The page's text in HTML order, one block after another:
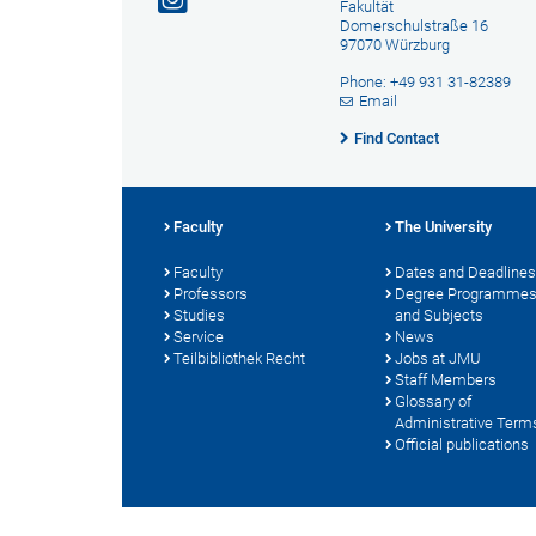
Fakultät
Domerschulstraße 16
97070 Würzburg
Phone: +49 931 31-82389
Email
Find Contact
Faculty
Faculty
Professors
Studies
Service
Teilbibliothek Recht
The University
Dates and Deadlines
Degree Programmes
and Subjects
News
Jobs at JMU
Staff Members
Glossary of
Administrative
Official publications